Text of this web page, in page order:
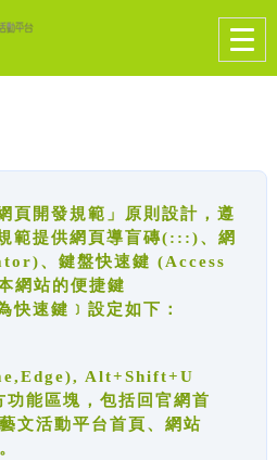
頁開發規範」原則設計，遵
範提供網頁導盲磚(:::)、網
、鍵盤快速鍵 (Access
網站的便捷鍵
快速鍵﹞設定如下：
Alt+Shift+U
能區塊，包括回官網首
文活動平台首頁、網站